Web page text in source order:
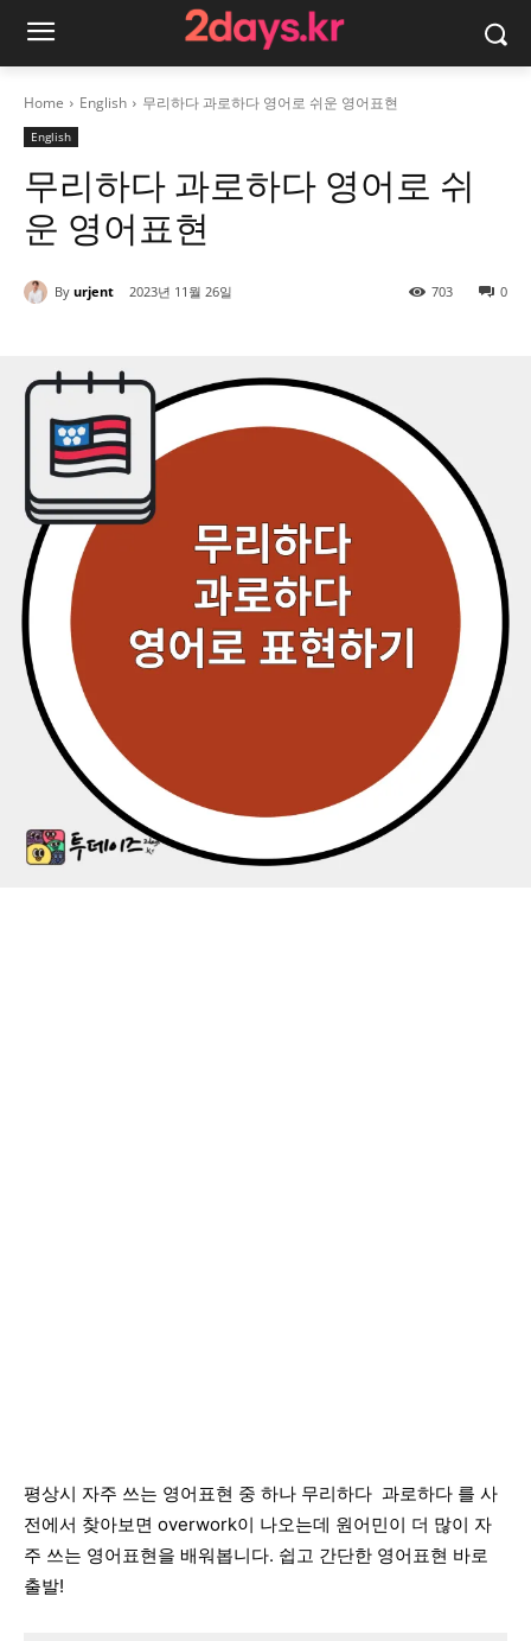
Home English 무리하다 과로하다 영어로 쉬운 영어표현
English
무리하다 과로하다 영어로 쉬
운 영어표현
By urjent 2023년 11월 26일 0
703
평상시 자주 쓰는 영어표현 중 하나 무리하다 과로하다 를 사
전에서 찾아보면 overwork이 나오는데 원어민이 더 많이 자
주 쓰는 영어표현을 배워봅니다. 쉽고 간단한 영어표현 바로
출발!